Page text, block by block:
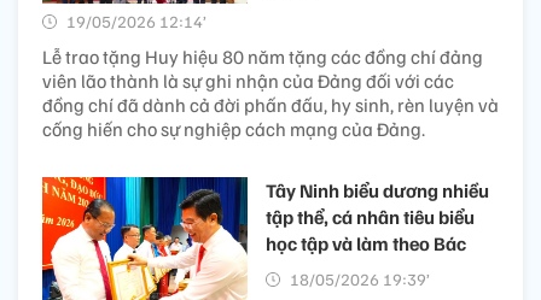
19/05/2026 12:14’
Lễ trao tặng Huy hiệu 80 năm tặng các đồng chí đảng
viên lão thành là sự ghi nhận của Đảng đối với các
đồng chí đã dành cả đời phấn đấu, hy sinh, rèn luyện và
cống hiến cho sự nghiệp cách mạng của Đảng.
Tây Ninh biểu dương nhiều
tập thể, cá nhân tiêu biểu
học tập và làm theo Bác
18/05/2026 19:39’